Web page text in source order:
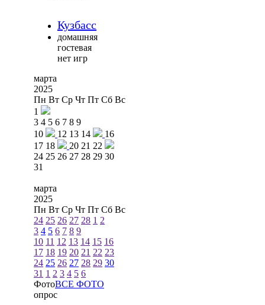
Кузбасс
домашняя
гостевая
нет игр
марта
2025
Пн Вт Ср Чт Пт Сб Вс
1
3 4 5 6 7 8 9
10
12 13 14
16
17 18 20 21 22
24 25 26 27 28 29 30
31
марта
2025
Пн Вт Ср Чт Пт Сб Вс
24 25 26 27 28 1 2
3 4 5 6 7 8 9
10 11 12 13 14 15 16
17 18 19 20 21 22 23
24 25 26 27 28 29 30
31 1 2 3 4 5 6
ФотоВСЕ ФОТО
опрос